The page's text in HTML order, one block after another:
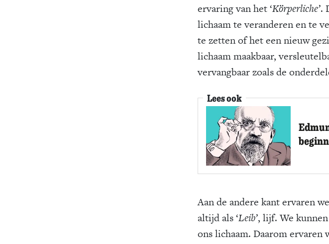
ervaring van het ‘Körperliche’.
lichaam te veranderen en te
te zetten of het een nieuw
lichaam maakbaar,
vervangbaar zoals de
Lees ook
Aan de andere kant ervaren
altijd als ‘Leib’, lijf. We
ons lichaam. Daarom ervaren